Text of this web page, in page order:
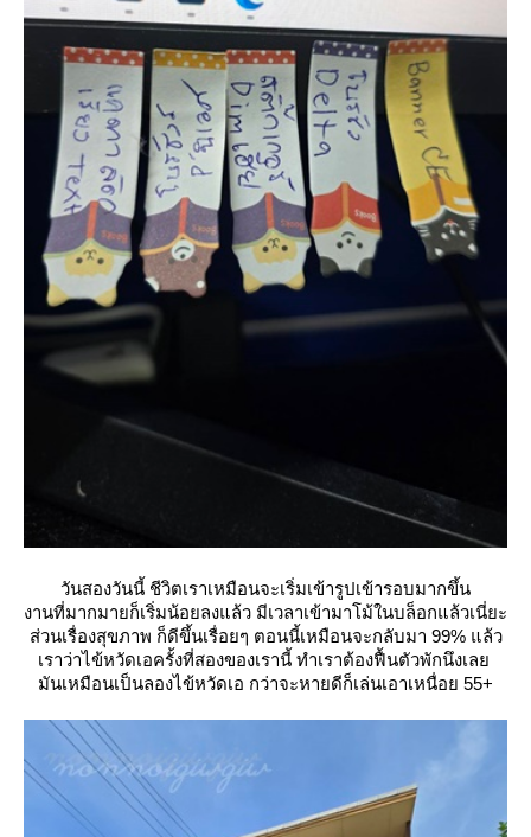
วันสองวันนี้ ชีวิตเราเหมือนจะเริ่มเข้ารูปเข้ารอบมากขึ้น
งานที่มากมายก็เริ่มน้อยลงแล้ว มีเวลาเข้ามาโม้ในบล็อกแล้วเนี่ยะ
ส่วนเรื่องสุขภาพ ก็ดีขึ้นเรื่อยๆ ตอนนี้เหมือนจะกลับมา 99% แล้ว
เราว่าไข้หวัดเอครั้งที่สองของเรานี้ ทำเราต้องฟื้นตัวพักนึงเล
มันเหมือนเป็นลองไข้หวัดเอ กว่าจะหายดีก็เล่นเอาเหนื่อย 55+